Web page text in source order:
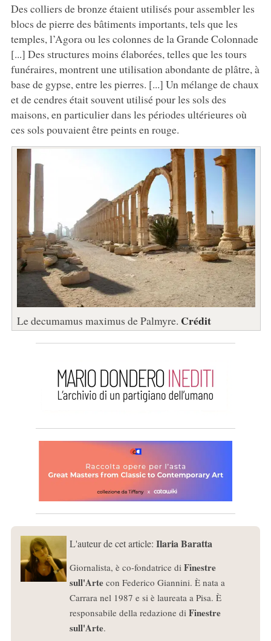
Des colliers de bronze étaient utilisés pour assembler les
blocs de pierre des bâtiments importants, tels que les
temples, l’Agora ou les colonnes de la Grande Colonnade
[...] Des structures moins élaborées, telles que les tours
funéraires, montrent une utilisation abondante de plâtre, à
base de gypse, entre les pierres. [...] Un mélange de chaux
et de cendres était souvent utilisé pour les sols des
maisons, en particulier dans les périodes ultérieures où
ces sols pouvaient être peints en rouge.
Le decumamus maximus de Palmyre. Crédit
L'auteur de cet article: Ilaria Baratta
Giornalista, è co-fondatrice di Finestre
sull'Artecon Federico Giannini. È nata a
Carrara nel 1987 e si è laureata a Pisa. È
responsabile della redazione di Finestre
sull'Arte.